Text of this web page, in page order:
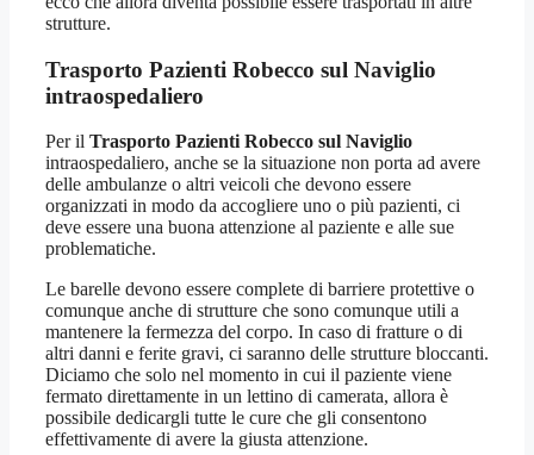
strutture.
Trasporto Pazienti Robecco sul Naviglio
intraospedaliero
Per il Trasporto Pazienti Robecco sul Naviglio
intraospedaliero, anche se la situazione non porta ad avere
delle ambulanze o altri veicoli che devono essere
organizzati in modo da accogliere uno o più pazienti, ci
deve essere una buona attenzione al paziente e alle sue
problematiche.
Le barelle devono essere complete di barriere protettive o
comunque anche di strutture che sono comunque utili a
mantenere la fermezza del corpo. In caso di fratture o di
altri danni e ferite gravi, ci saranno delle strutture bloccanti.
Diciamo che solo nel momento in cui il paziente viene
fermato direttamente in un lettino di camerata, allora è
possibile dedicargli tutte le cure che gli consentono
effettivamente di avere la giusta attenzione.